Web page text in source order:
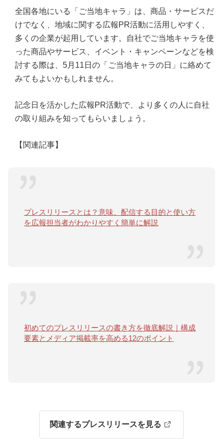
全国各地にいる「ご当地キャラ」は、商品・サービスだ
けでなく、地域に関する広報PR活動に活用しやすく、
多くの企業が起用しています。自社でご当地キャラを使
った商品やサービス、イベント・キャンペーンなどを検
討する際は、5月11日の「ご当地キャラの日」に絡めて
みてもよいかもしれません。
記念日を活かした広報PR活動で、より多くの人に自社
の取り組みを知ってもらいましょう。
【関連記事】
プレスリリースとは？意味、配信する目的と使い方
を広報担当者がわかりやすく簡単に解説
初めてのプレスリリースの書き方を徹底解説｜構成
要素とメディア掲載率を高める12のポイント
関連するプレスリリースを見る